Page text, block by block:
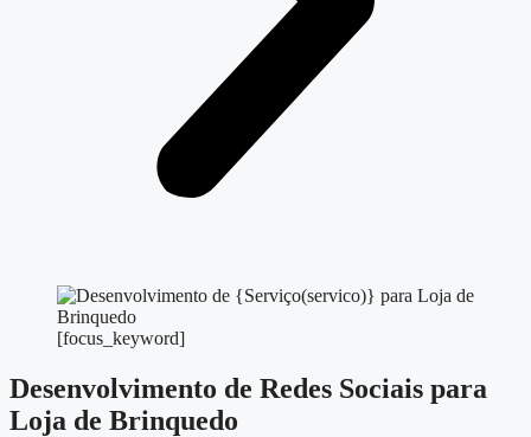
[focus_keyword]
Desenvolvimento de Redes Sociais para
Loja de Brinquedo